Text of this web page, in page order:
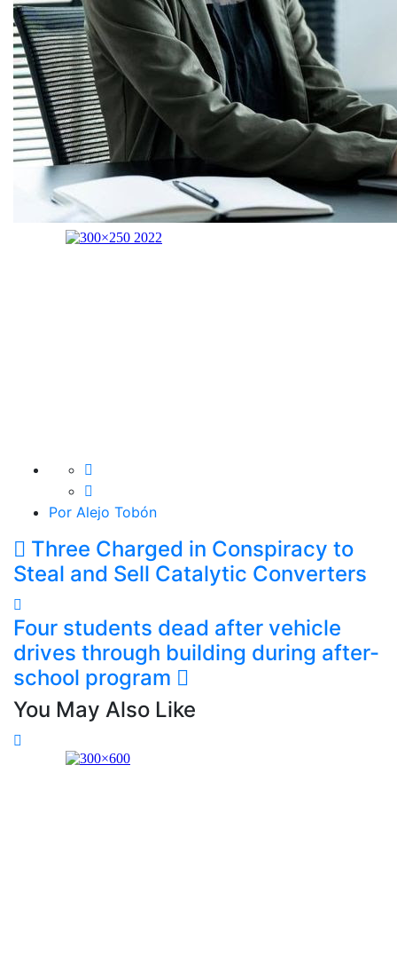
Por Alejo Tobón
Three Charged in Conspiracy to
Steal and Sell Catalytic Converters
Four students dead after vehicle
drives through building during after-
school program
You May Also Like